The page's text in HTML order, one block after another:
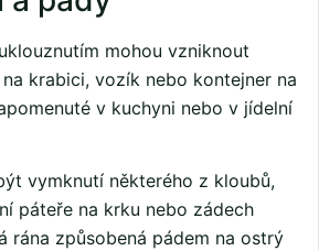
mohou vzniknout
krabici, vozík nebo kontejner na
v kuchyni nebo v jídelní
vymknutí některého z kloubů,
páteře na krku nebo zádech
rána způsobená pádem na ostrý